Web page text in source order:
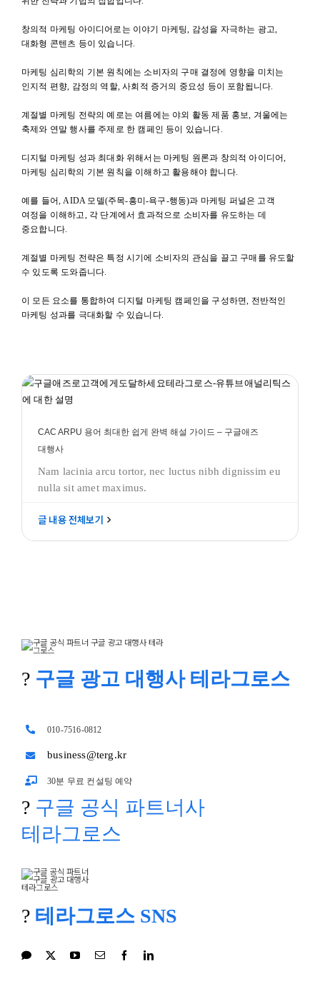
창의적 마케팅 아이디어로는 이야기 마케팅, 감성을 자극하는 광고,
대화형 콘텐츠 등이 있습니다.
마케팅 심리학의 기본 원칙에는 소비자의 구매 결정에 영향을 미치는
인지적 편향, 감정의 역할, 사회적 증거의 중요성 등이 포함됩니다.
계절별 마케팅 전략의 예로는 여름에는 야외 활동 제품 홍보, 겨울에는
축제와 연말 행사를 주제로 한 캠페인 등이 있습니다.
디지털 마케팅 성과 최대화 위해서는 마케팅 원론과 창의적 아이디어,
마케팅 심리학의 기본 원칙을 이해하고 활용해야 합니다.
예를 들어, AIDA 모델(주목-흥미-욕구-행동)과 마케팅 퍼널은 고객
여정을 이해하고, 각 단계에서 효과적으로 소비자를 유도하는 데
중요합니다.
계절별 마케팅 전략은 특정 시기에 소비자의 관심을 끌고 구매를 유도할
수 있도록 도와줍니다.
이 모든 요소를 통합하여 디지털 마케팅 캠페인을 구성하면, 전반적인
마케팅 성과를 극대화할 수 있습니다.
대행사
CAC ARPU 용어 최대한 쉽게 완벽 해설 가이드 – 구글애즈
대행사
Nam lacinia arcu tortor, nec luctus nibh dignissim eu
nulla sit amet maximus.
글 내용 전체보기
? 구글 광고 대행사 테라그로스
010-7516-0812
business@terg.kr
30분 무료 컨설팅 예약
? 구글 공식 파트너사
테라그로스
? 테라그로스 SNS